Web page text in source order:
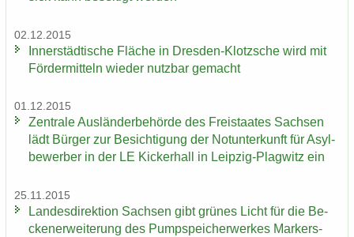
02.12.2015
In­ner­städ­ti­sche Flä­che in Dresden-​Klotzsche wird mit
För­der­mit­teln wie­der nutz­bar ge­macht
01.12.2015
Zen­tra­le Aus­län­der­be­hör­de des Frei­staa­tes Sach­sen
lädt Bür­ger zur Be­sich­ti­gung der Not­un­ter­kunft für Asyl­
be­wer­ber in der LE Ki­cker­hall in Leipzig-​Plagwitz ein
25.11.2015
Lan­des­di­rek­ti­on Sach­sen gibt grü­nes Licht für die Be­
cken­er­wei­te­rung des Pump­spei­cher­wer­kes Mar­kers­